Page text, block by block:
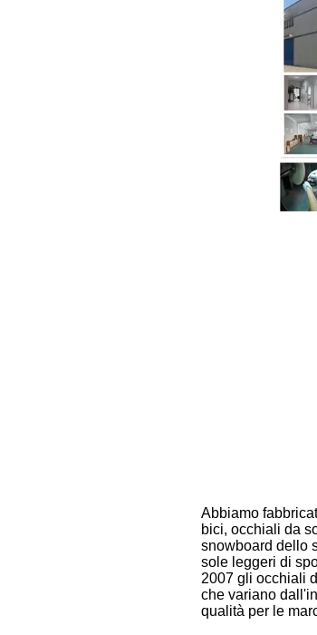
Abbiamo
bici, occhiali da
snowboard dello
sole leggeri di
2007 gli occhiali
che variano
qualità per le